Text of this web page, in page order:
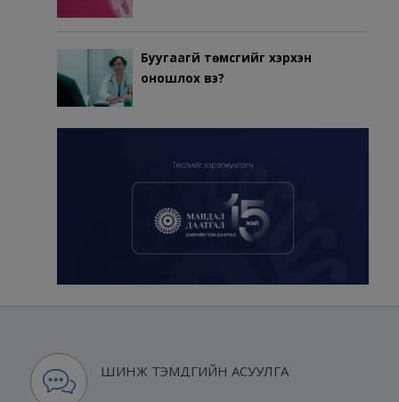
Буугаагүй төмсгийг хэрхэн
оношлох вэ?
ШИНЖ ТЭМДГИЙН АСУУЛГА